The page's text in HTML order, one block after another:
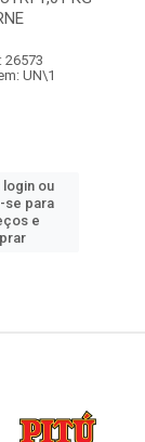
26573
UN\1
login ou
se para
e